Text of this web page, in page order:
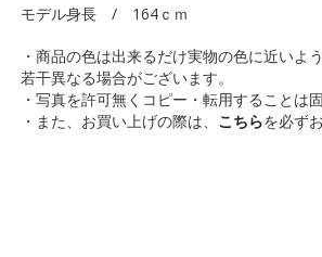
モデル身長 / 164ｃｍ
・商品の色は出来るだけ実物の色に近いよ
若干異なる場合がございます。
・写真を許可無くコピー・転用することは
・また、お買い上げの際は、 こちらを必ず